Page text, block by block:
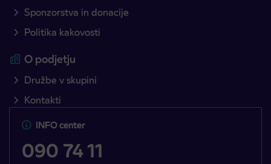
Sponzorstva in donacije
Politika kakovosti
O podjetju
Družbe v skupini
Kontakti
INFO center
090 74 11